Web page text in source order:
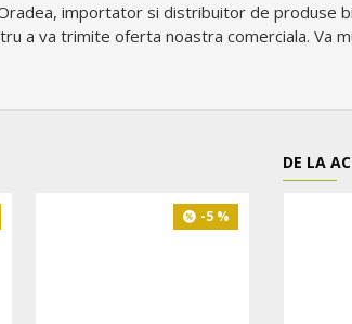
importator si distribuitor de produse
a va trimite oferta noastra comerciala. Va
-5 %
DE LA